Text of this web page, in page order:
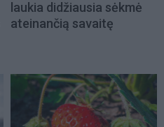
laukia didžiausia sėkmė
ateinančią savaitę